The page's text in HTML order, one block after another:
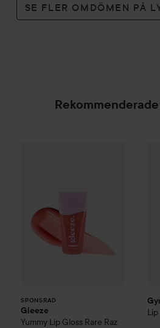
SE FLER OMDÖMEN PÅ
SPONSRAD
Gleeze
Yummy Lip Gloss Rare Raz